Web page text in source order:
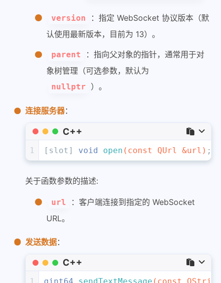
version
：指定 WebSocket 协议版本（默
认使用最新版本，目前为 13）。
parent
：指向父对象的指针，通常用于对
象树管理（可选参数，默认为
nullptr ）。
连接服务器：
C++
1 [slot] void open ( const QUrl &url) ;
关于函数参数的描述:
url
：客户端连接到指定的 WebSocket
URL。
发送数据：
C++